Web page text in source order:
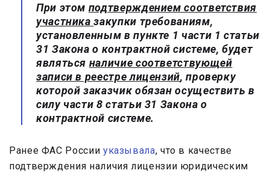
При этом подтверждением соответствия
участника закупки требованиям,
установленным в пункте 1 части 1 статьи
31 Закона о контрактной системе, будет
являться наличие соответствующей
записи в реестре лицензий, проверку
которой заказчик обязан осуществить в
силу части 8 статьи 31 Закона о
контрактной системе.
Ранее ФАС России указывала, что в качестве
подтверждения наличия лицензии юридическим